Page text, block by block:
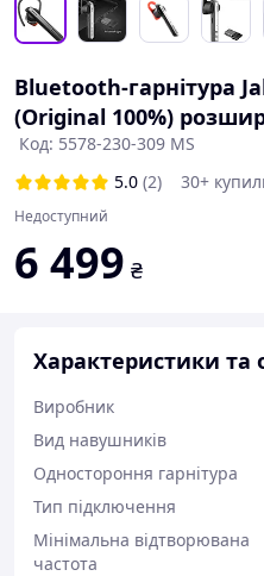
Bluetooth-гарнітура
(Original 100%)
Код: 5578-230-309 MS
5.0 (2) 30+
Недоступний
6 499 ₴
Характеристики та
Виробник
Вид навушників
Одностороння гарнітура
Тип підключення
Мінімальна відтворювана
частота